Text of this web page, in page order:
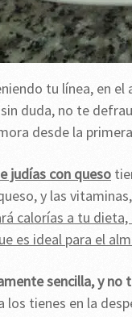
tu línea, en
duda, no te
desde la
judías con queso
y las
calorías a tu
es ideal para el
sencilla, y no
los tienes en la